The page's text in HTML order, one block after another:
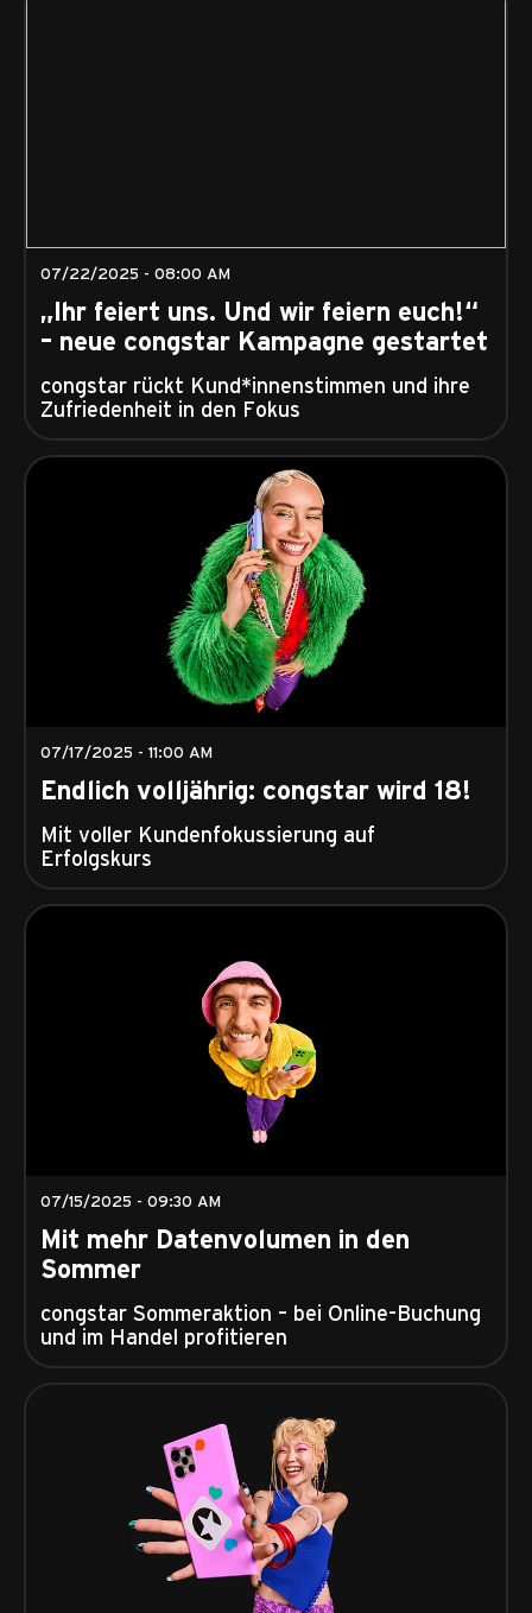
07/22/2025 - 08:00 AM
„Ihr feiert uns. Und wir feiern euch!“
– neue congstar Kampagne gestartet
congstar rückt Kund*innenstimmen und ihre
Zufriedenheit in den Fokus
07/17/2025 - 11:00 AM
Endlich volljährig: congstar wird 18!
Mit voller Kundenfokussierung auf
Erfolgskurs
07/15/2025 - 09:30 AM
Mit mehr Datenvolumen in den
Sommer
congstar Sommeraktion – bei Online-Buchung
und im Handel profitieren